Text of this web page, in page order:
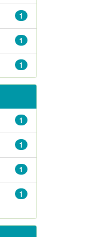
1
1
1
1
1
1
1